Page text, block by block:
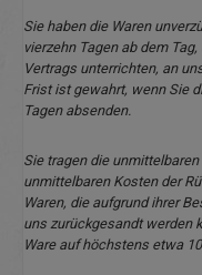
Sie haben die Waren
vierzehn Tagen ab dem
Vertrags unterrichten, an
Frist ist gewahrt, wenn Sie
Tagen absenden.
Sie tragen die
unmittelbaren Kosten der
Waren, die aufgrund ihrer
uns zurückgesandt werden
Ware auf höchstens etwa